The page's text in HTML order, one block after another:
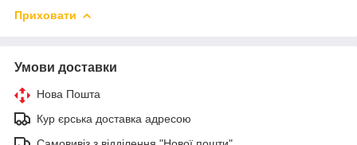
Приховати
Умови доставки
Нова Пошта
Кур єрська доставка адресою